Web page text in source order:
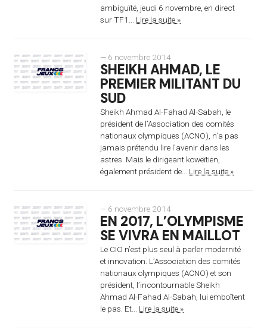
ambiguïté, jeudi 6 novembre, en direct
sur TF1... Lire la suite »
— 6 novembre 2014
SHEIKH AHMAD, LE
PREMIER MILITANT DU
SUD
Sheikh Ahmad Al-Fahad Al-Sabah, le
président de l’Association des comités
nationaux olympiques (ACNO), n’a pas
jamais prétendu lire l’avenir dans les
astres. Mais le dirigeant koweïtien,
également président de... Lire la suite »
— 6 novembre 2014
EN 2017, L’OLYMPISME
SE VIVRA EN MAILLOT
Le CIO n’est plus seul à parler modernité
et innovation. L’Association des comités
nationaux olympiques (ACNO) et son
président, l’incontournable Sheikh
Ahmad Al-Fahad Al-Sabah, lui emboîtent
le pas. Et... Lire la suite »